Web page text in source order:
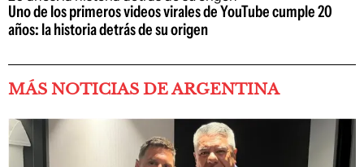
Uno de los primeros videos virales de YouTube cumple 20
años: la historia detrás de su origen
MÁS NOTICIAS DE ARGENTINA